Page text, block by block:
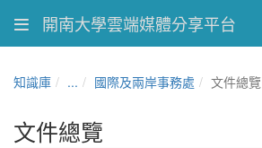
開南大學雲端媒體分享平台
知識庫 ... 國際及兩岸事務處 文件總覽
文件總覽